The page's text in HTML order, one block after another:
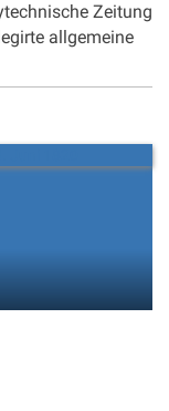
Zeitung
allgemeine